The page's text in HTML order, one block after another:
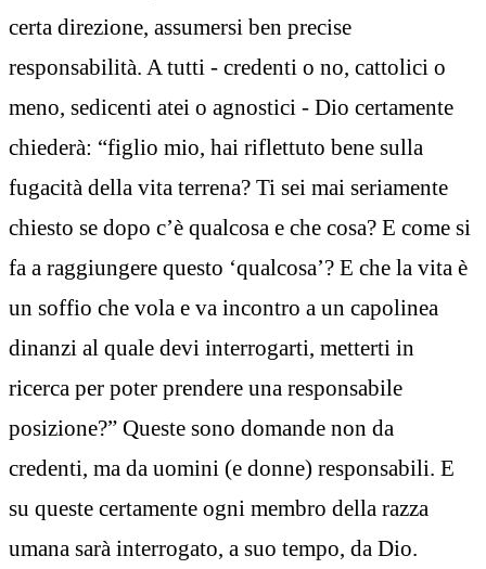
certa direzione, assumersi ben precise
responsabilità. A tutti - credenti o no, cattolici o
meno, sedicenti atei o agnostici - Dio certamente
chiederà: “figlio mio, hai riflettuto bene sulla
fugacità della vita terrena? Ti sei mai seriamente
chiesto se dopo c’è qualcosa e che cosa? E come si
fa a raggiungere questo ‘qualcosa’? E che la vita è
un soffio che vola e va incontro a un capolinea
dinanzi al quale devi interrogarti, metterti in
ricerca per poter prendere una responsabile
posizione?” Queste sono domande non da
credenti, ma da uomini (e donne) responsabili. E
su queste certamente ogni membro della razza
umana sarà interrogato, a suo tempo, da Dio.